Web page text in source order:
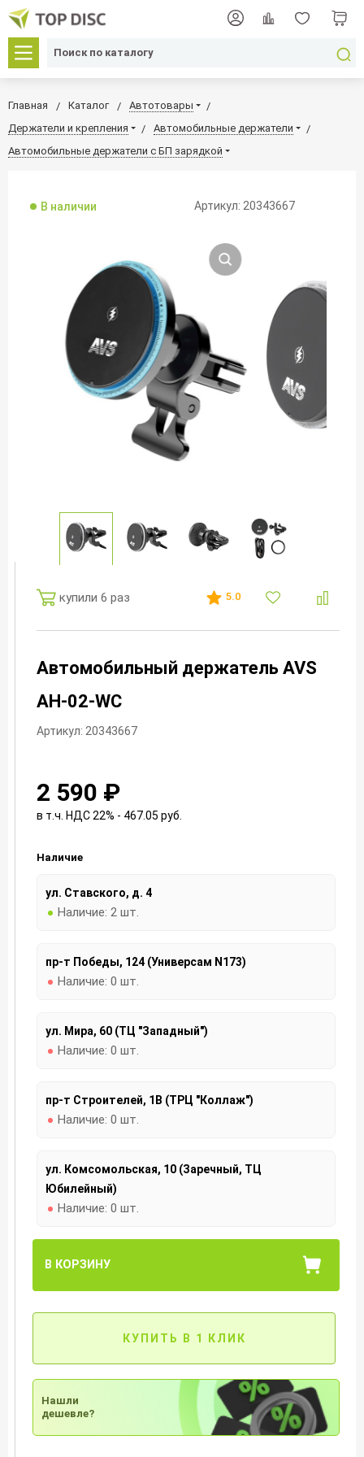
Главная Каталог
Автотовары
Держатели и крепления
Автомобильные держатели
Автомобильные держатели c БП зарядкой
В наличии Артикул: 20343667
купили 6 раз 5.0
Автомобильный держатель AVS
AH-02-WC
Артикул: 20343667
2 590 ₽
в т.ч. НДС 22% - 467.05 руб.
Наличие
ул. Ставского, д. 4
Наличие: 2 шт.
пр-т Победы, 124 (Универсам N173)
Наличие: 0 шт.
ул. Мира, 60 (ТЦ "Западный")
Наличие: 0 шт.
пр-т Строителей, 1В (ТРЦ "Коллаж")
Наличие: 0 шт.
ул. Комсомольская, 10 (Заречный, ТЦ
Юбилейный)
Наличие: 0 шт.
В КОРЗИНУ
КУПИТЬ В 1 КЛИК
Нашли
дешевле?